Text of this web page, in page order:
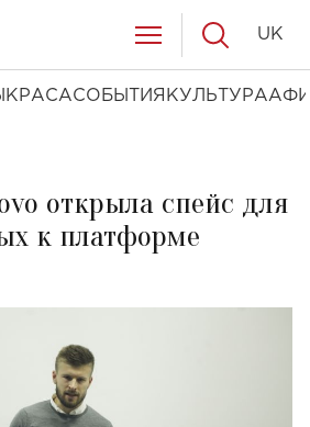
КРАСАСОБЫТИЯ КУЛЬТУРА
UK
открыла спейс для
к платформе